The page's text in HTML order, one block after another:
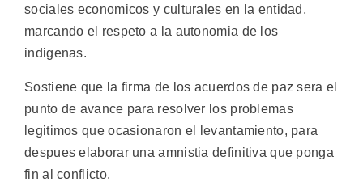
sociales economicos y culturales en la entidad,
marcando el respeto a la autonomia de los
indigenas.
Sostiene que la firma de los acuerdos de paz sera el
punto de avance para resolver los problemas
legitimos que ocasionaron el levantamiento, para
despues elaborar una amnistia definitiva que ponga
fin al conflicto.